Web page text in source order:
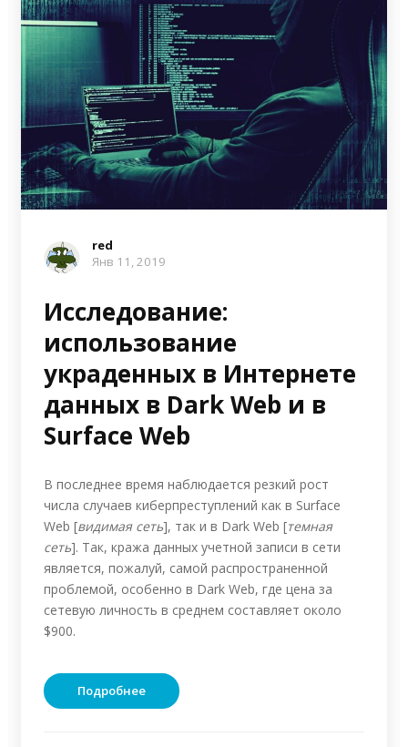
red
Янв 11, 2019
Исследование:
использование
украденных в Интернете
данных в Dark Web и в
Surface Web
В последнее время наблюдается резкий рост
числа случаев киберпреступлений как в Surface
Web [видимая сеть], так и в Dark Web [темная
сеть]. Так, кража данных учетной записи в сети
является, пожалуй, самой распространенной
проблемой, особенно в Dark Web, где цена за
сетевую личность в среднем составляет около
$900.
Подробнее